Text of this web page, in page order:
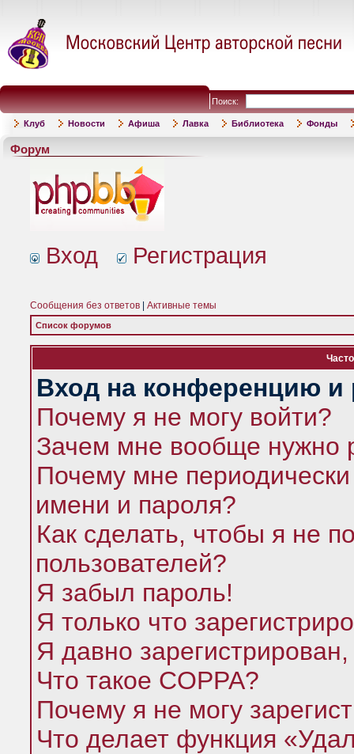
Поиск:
Клуб Новости Афиша Лавка Библиотека Фонды
Форум
Вход Регистрация
Сообщения без ответов Активные темы
Список форумов
Вход на конференцию и
Почему я не могу войти?
Зачем мне вообще нужно
Почему мне
имени и пароля?
Как сделать, чтобы я не
пользователей?
Я забыл пароль!
Я только что
Я давно
Что такое COPPA?
Почему я не могу
Что делает функция